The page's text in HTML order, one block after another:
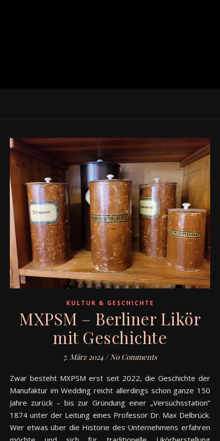
KULTUR & GESCHICHTE
MXPSM – Berliner Likör
mit Geschichte
7. März 2024 / No Comments
Zwar besteht MXPSM erst seit 2022, die Geschichte der
Manufaktur im Wedding reicht allerdings schon ganze 150
Jahre zurück – bis zur Gründung einer „Versuchsstation“
1874 unter der Leitung eines Professor Dr. Max Delbrück.
Wer etwas über die Historie des Unternehmens erfahren